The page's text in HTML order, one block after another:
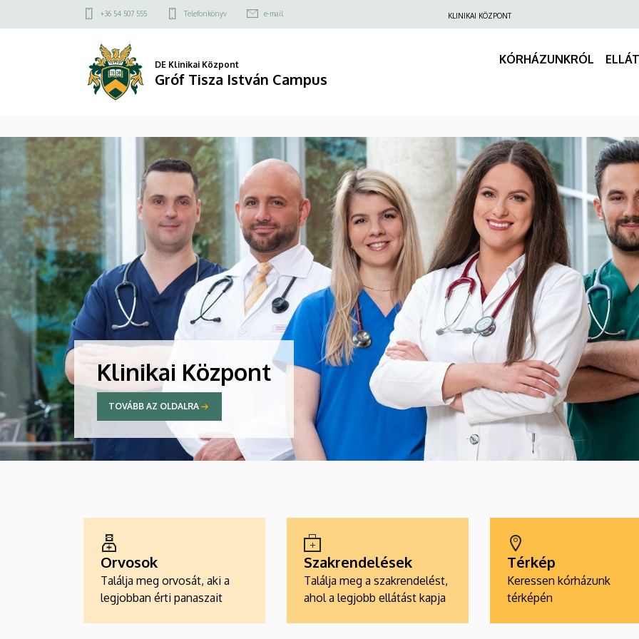
Felső
menü
+36 54 507 555 Telefonkönyv e-mail KLINIKAI KÖZPONT
DE Klinikai Központ
Gróf Tisza István Campus
KÓRHÁZUNKRÓL
Klinikai Központ
TOVÁBB AZ OLDALRA
Orvosok
Találja meg orvosát, aki a
legjobban érti panaszait
Szakrendelések
Találja meg a szakrendelést,
ahol a legjobb ellátást kapja
Térkép
Keressen kórházunk
térképén